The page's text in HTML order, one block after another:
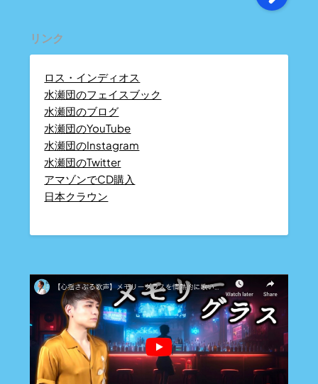
リンク
ロス・インディオス
水瀬団のフェイスブック
水瀬団のブログ
水瀬団のYouTube
水瀬団のInstagram
水瀬団のTwitter
アマゾンでCD購入
日本クラウン